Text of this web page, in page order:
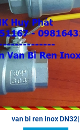
van bi ren inox DN32|